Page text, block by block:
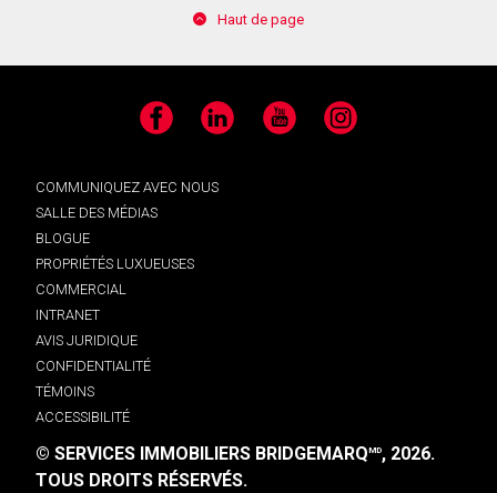
Haut de page
Facebook LinkedIn YouTube Instagram
COMMUNIQUEZ AVEC NOUS
SALLE DES MÉDIAS
BLOGUE
PROPRIÉTÉS LUXUEUSES
COMMERCIAL
INTRANET
AVIS JURIDIQUE
CONFIDENTIALITÉ
TÉMOINS
ACCESSIBILITÉ
© SERVICES IMMOBILIERS BRIDGEMARQMD, 2026.
TOUS DROITS RÉSERVÉS.